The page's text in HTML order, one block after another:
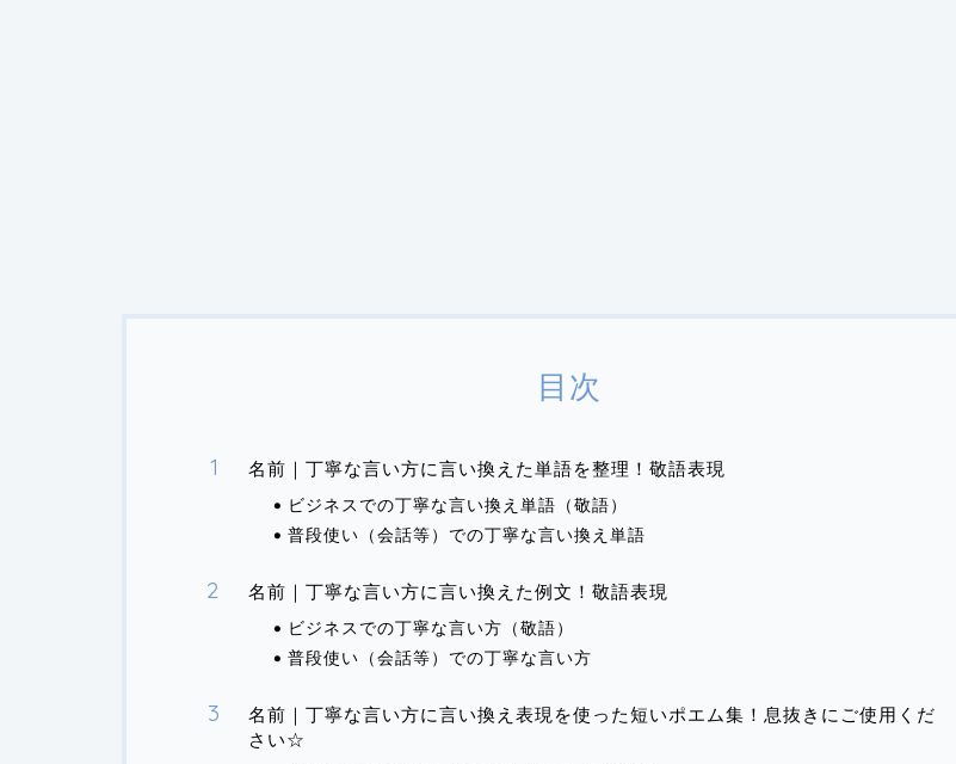
目次
名前｜丁寧な言い方に言い換えた単語を整理！敬語表現
ビジネスでの丁寧な言い換え単語（敬語）
普段使い（会話等）での丁寧な言い換え単語
名前｜丁寧な言い方に言い換えた例文！敬語表現
ビジネスでの丁寧な言い方（敬語）
普段使い（会話等）での丁寧な言い方
名前｜丁寧な言い方に言い換え表現を使った短いポエム集！息抜きにご使用くだ
さい☆